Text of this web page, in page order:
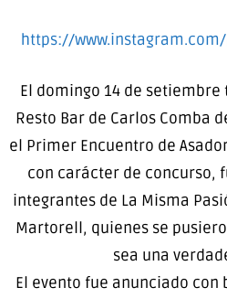
https://
El domingo 14 de setiembre
Resto Bar de Carlos Comba
el Primer Encuentro de
con carácter de concurso,
integrantes de La Misma
Martorell, quienes se
sea una
El evento fue anunciado